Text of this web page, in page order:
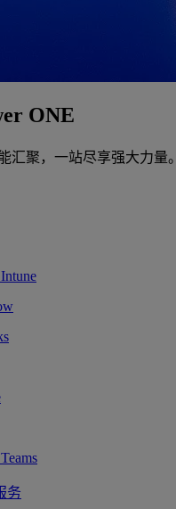
ONE
汇聚，一站尽享强大力量。
务